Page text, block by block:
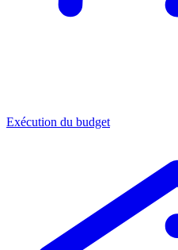
Exécution du budget